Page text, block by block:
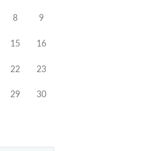
8 9
15 16
22 23
29 30